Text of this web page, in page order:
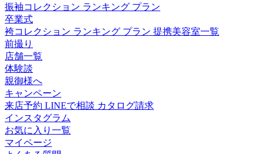
振袖コレクション ランキング プラン
卒業式
袴コレクション ランキング プラン 提携美容室一覧
前撮り
店舗一覧
体験談
親御様へ
キャンペーン
来店予約 LINEで相談 カタログ請求
インスタグラム
お気に入り一覧
マイページ